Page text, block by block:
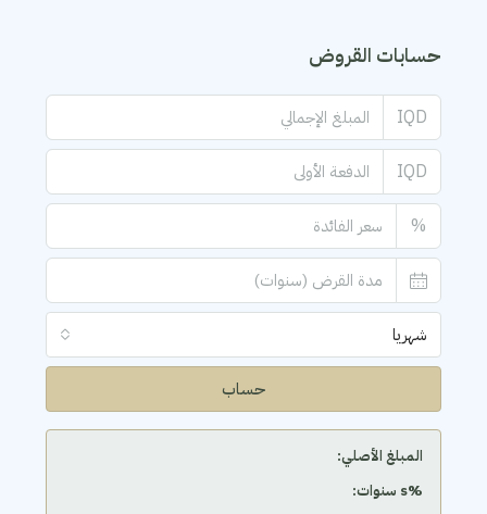
حسابات القروض
IQD
IQD
%
شهريا
حساب
المبلغ الأصلي:
‫%s سنوات: